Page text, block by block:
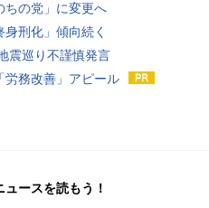
ちの党」に変更へ
刑化」傾向続く
震巡り不謹慎発言
労務改善」アピール
ュースを読もう！